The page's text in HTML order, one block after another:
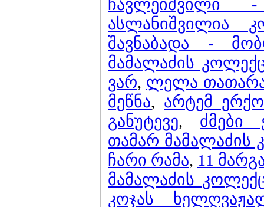
ჩავლეიშვილი
ასლანიშვილია
შავნაბადა -
მამალაძის
ვარ, ლელა
მეწნა, არტემ
განუტევე, ძმები
თამარ
ჩარი რამა, 11
მამალაძის
კოჯას